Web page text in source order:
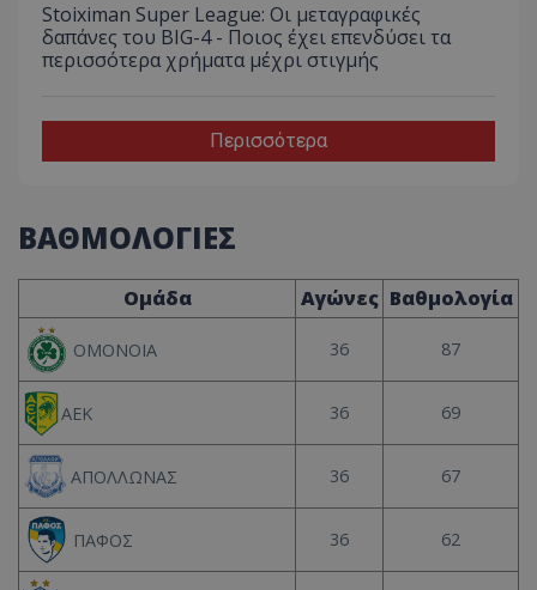
Stoiximan Super League: Οι μεταγραφικές
δαπάνες του BIG-4 - Ποιος έχει επενδύσει τα
περισσότερα χρήματα μέχρι στιγμής
Περισσότερα
ΒΑΘΜΟΛΟΓΙΕΣ
Ομάδα Αγώνες Βαθμολογία
ΟΜΟΝΟΙΑ 36 87
ΑΕΚ 36 69
ΑΠΟΛΛΩΝΑΣ 36 67
ΠΑΦΟΣ 36 62